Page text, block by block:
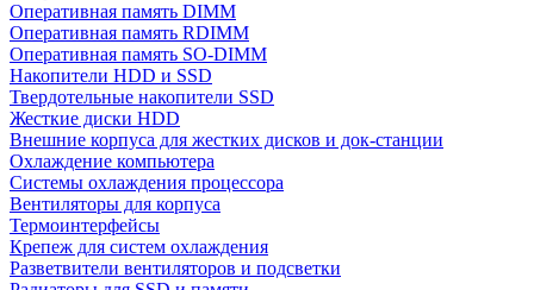
Оперативная память DIMM
Оперативная память RDIMM
Оперативная память SO-DIMM
Накопители HDD и SSD
Твердотельные накопители SSD
Жесткие диски HDD
Внешние корпуса для жестких дисков и док-станции
Охлаждение компьютера
Системы охлаждения процессора
Вентиляторы для корпуса
Термоинтерфейсы
Крепеж для систем охлаждения
Разветвители вентиляторов и подсветки